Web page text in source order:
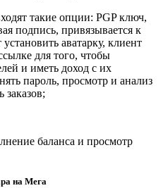
такие опции: PGP ключ,
подпись, привязывается к
аватарку, клиент
для того, чтобы
и иметь доход с их
пароль, просмотр и анализ
баланса и просмотр
на Мега